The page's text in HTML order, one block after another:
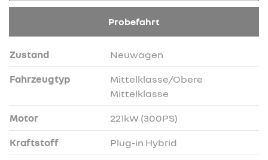
Zustand Neuwagen
Fahrzeugtyp
Mittelklasse/Obere
Mittelklasse
Motor 221kW (300PS)
Kraftstoff Plug-in Hybrid
Probefahrt